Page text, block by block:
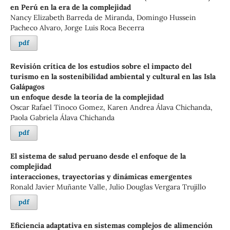
en Perú en la era de la complejidad
Nancy Elizabeth Barreda de Miranda, Domingo Hussein
Pacheco Alvaro, Jorge Luis Roca Becerra
pdf
Revisión crítica de los estudios sobre el impacto del
turismo en la sostenibilidad ambiental y cultural en las Isla
Galápagos
un enfoque desde la teoría de la complejidad
Oscar Rafael Tinoco Gomez, Karen Andrea Álava Chichanda,
Paola Gabriela Álava Chichanda
pdf
El sistema de salud peruano desde el enfoque de la
complejidad
interacciones, trayectorias y dinámicas emergentes
Ronald Javier Muñante Valle, Julio Douglas Vergara Trujillo
pdf
Eficiencia adaptativa en sistemas complejos de alimención